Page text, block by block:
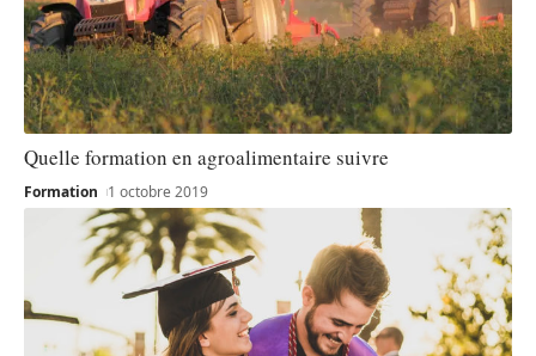
Quelle formation en agroalimentaire suivre
Formation 1 octobre 2019